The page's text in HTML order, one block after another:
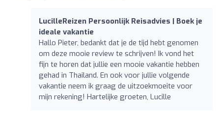
LucilleReizen Persoonlijk Reisadvies | Boek je
ideale vakantie
Hallo Pieter, bedankt dat je de tijd hebt genomen
om deze mooie review te schrijven! Ik vond het
fijn te horen dat jullie een mooie vakantie hebben
gehad in Thailand. En ook voor jullie volgende
vakantie neem ik graag de uitzoekmoeite voor
mijn rekening! Hartelijke groeten, Lucille